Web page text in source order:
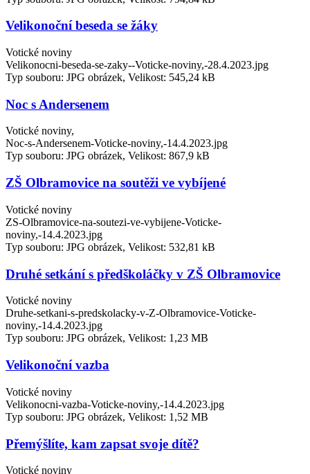
Velikonoční beseda se žáky
Votické noviny
Velikonocni-beseda-se-zaky--Voticke-noviny,-28.4.2023.jpg
Typ souboru: JPG obrázek, Velikost: 545,24 kB
Noc s Andersenem
Votické noviny,
Noc-s-Andersenem-Voticke-noviny,-14.4.2023.jpg
Typ souboru: JPG obrázek, Velikost: 867,9 kB
ZŠ Olbramovice na soutěži ve vybíjené
Votické noviny
ZS-Olbramovice-na-soutezi-ve-vybijene-Voticke-
noviny,-14.4.2023.jpg
Typ souboru: JPG obrázek, Velikost: 532,81 kB
Druhé setkání s předškoláčky v ZŠ Olbramovice
Votické noviny
Druhe-setkani-s-predskolacky-v-Z-Olbramovice-Voticke-
noviny,-14.4.2023.jpg
Typ souboru: JPG obrázek, Velikost: 1,23 MB
Velikonoční vazba
Votické noviny
Velikonocni-vazba-Voticke-noviny,-14.4.2023.jpg
Typ souboru: JPG obrázek, Velikost: 1,52 MB
Přemýšlíte, kam zapsat svoje dítě?
Votické noviny